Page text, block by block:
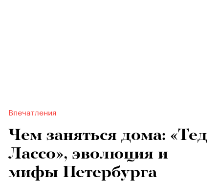
Впечатления
Чем заняться дома: «Тед
Лассо», эволюция и
мифы Петербурга